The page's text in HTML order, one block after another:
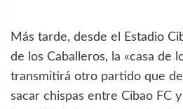
Más tarde, desde el Estadio
de los Caballeros, la «casa de
transmitirá otro partido que
sacar chispas entre Cibao FC